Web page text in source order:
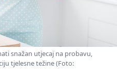
snažan utjecaj na probavu,
tjelesne težine (Foto: